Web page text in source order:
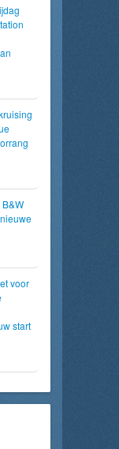
voor
start